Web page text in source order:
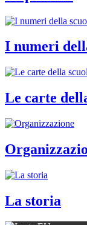
I numeri
Le carte
La storia